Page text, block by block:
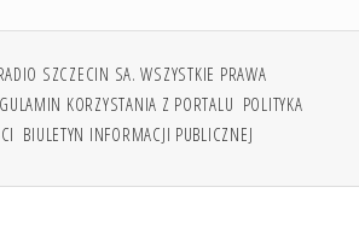
SZCZECIN SA. WSZYSTKIE PRAWA
KORZYSTANIA Z PORTALU POLITYKA
BIULETYN INFORMACJI PUBLICZNEJ